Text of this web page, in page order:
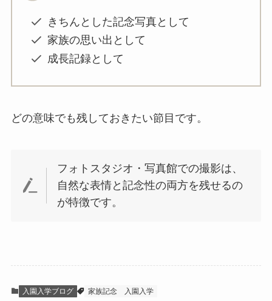
きちんとした記念写真として
家族の思い出として
成長記録として
どの意味でも残しておきたい節目です。
フォトスタジオ・写真館での撮影は、
自然な表情と記念性の両方を残せるの
が特徴です。
入園入学ブログ 家族記念 入園入学